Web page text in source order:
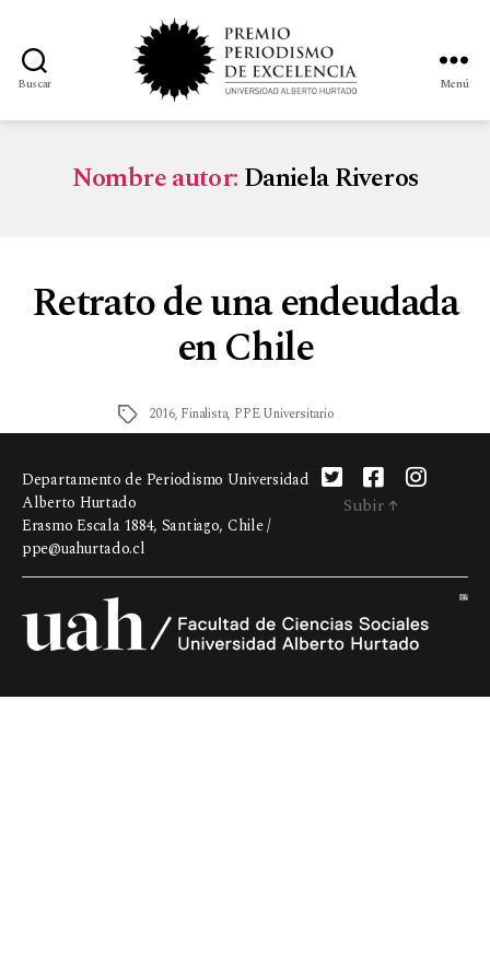
Buscar Menú
Nombre autor:Daniela Riveros
Retrato de una endeudada
en Chile
2016, Finalista, PPE Universitario
Departamento de Periodismo Universidad
Alberto Hurtado
Erasmo Escala 1884, Santiago, Chile /
ppe@uahurtado.cl
Subir ↑